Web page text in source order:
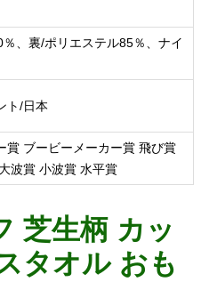
、裏/ポリエステル85％、ナイ
ト/日本
賞 ブービーメーカー賞 飛び賞
波賞 小波賞 水平賞
芝生柄 カッ
タオル おも